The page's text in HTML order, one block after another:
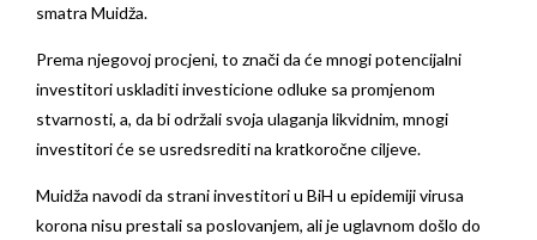
smatra Muidža.
Prema njegovoj procjeni, to znači da će mnogi potencijalni
investitori uskladiti investicione odluke sa promjenom
stvarnosti, a, da bi održali svoja ulaganja likvidnim, mnogi
investitori će se usredsrediti na kratkoročne ciljeve.
Muidža navodi da strani investitori u BiH u epidemiji virusa
korona nisu prestali sa poslovanjem, ali je uglavnom došlo do